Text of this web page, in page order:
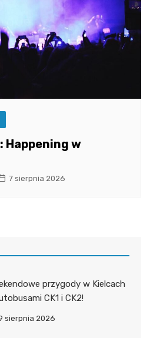
Happening w
7 sierpnia 2026
przygody w Kielcach
CK1 i CK2!
sierpnia 2026